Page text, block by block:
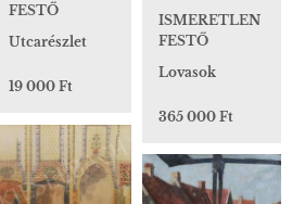
FESTŐ
Utcarészlet
19 000 Ft
ISMERETLEN
FESTŐ
Lovasok
365 000 Ft